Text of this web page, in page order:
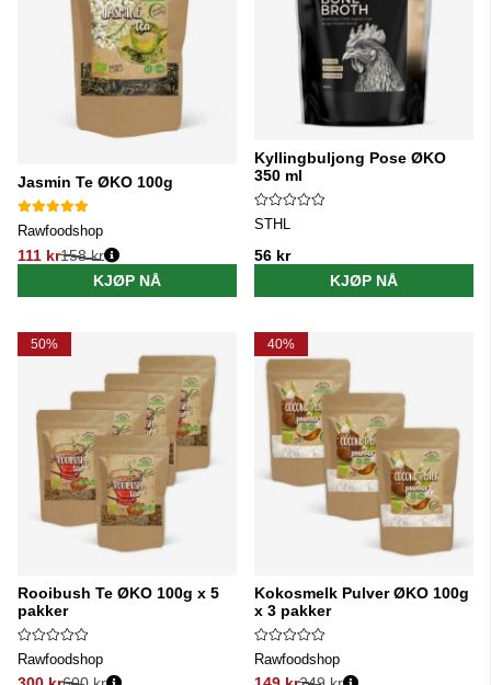
Jasmin Te ØKO 100g
Rawfoodshop
111 kr
Vanlig pris:
158 kr
KJØP NÅ
Kyllingbuljong Pose ØKO
350 ml
STHL
56 kr
KJØP NÅ
50%
Rooibush Te ØKO 100g x 5
pakker
Rawfoodshop
40%
Kokosmelk Pulver ØKO 100g
x 3 pakker
Rawfoodshop